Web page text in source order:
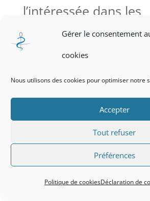
Gérer le consentement
cookies
Nous utilisons des cookies pour optimiser notre
Accepter
Tout refuser
Préférences
Politique de cookiesDéclaration de
l’intéressée dans les
conditions et délais
la loi.
Politique de cookies
Déclaration de
© CROM-AURA